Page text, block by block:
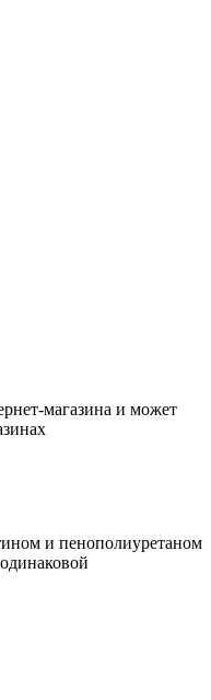
магазина и может
и пенополиуретаном